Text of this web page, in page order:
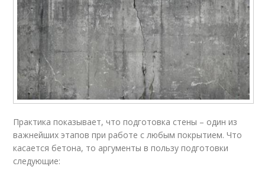
Практика показывает, что подготовка стены – один из
важнейших этапов при работе с любым покрытием. Что
касается бетона, то аргументы в пользу подготовки
следующие: